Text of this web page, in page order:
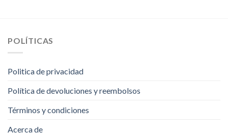
POLÍTICAS
Politica de privacidad
Política de devoluciones y reembolsos
Términos y condiciones
Acerca de